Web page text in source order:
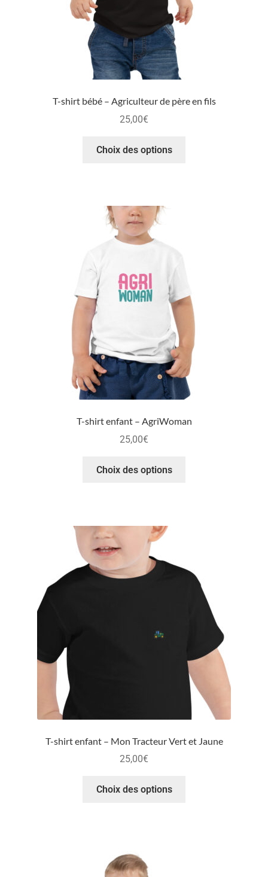
T-shirt bébé – Agriculteur de père en fils
25,00€
Choix des options
T-shirt enfant – AgriWoman
25,00€
Choix des options
T-shirt enfant – Mon Tracteur Vert et Jaune
25,00€
Choix des options